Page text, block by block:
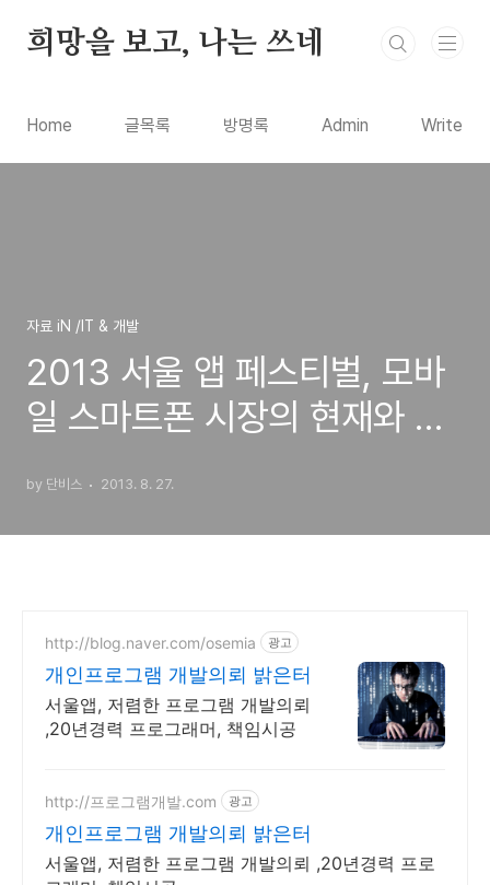
희망을 보고, 나는 쓰네
Home 글목록 방명록 Admin Write
자료 iN /IT & 개발
2013 서울 앱 페스티벌, 모바
일 스마트폰 시장의 현재와 미
보
by 단비스 2013. 8. 27.
http://blog.naver.com/osemia 광고
개인프로그램 개발의뢰 밝은터
서울앱, 저렴한 프로그램 개발의뢰
,20년경력 프로그래머, 책임시공
http://프로그램개발.com 광고
개인프로그램 개발의뢰 밝은터
서울앱, 저렴한 프로그램 개발의뢰 ,20년경력 프로